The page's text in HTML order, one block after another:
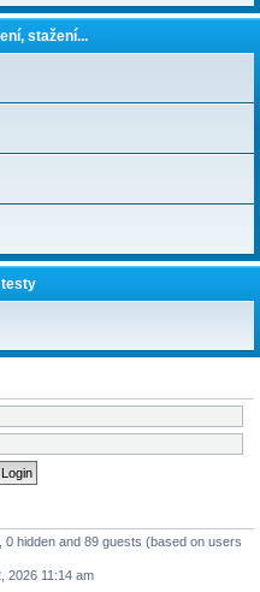
stažení...
testy
0 hidden and 89 guests (based on users
2026 11:14 am